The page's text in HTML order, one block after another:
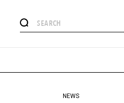
#憧
#GH 銘品の所以 #フイナム
#HANDSOME
NEWS